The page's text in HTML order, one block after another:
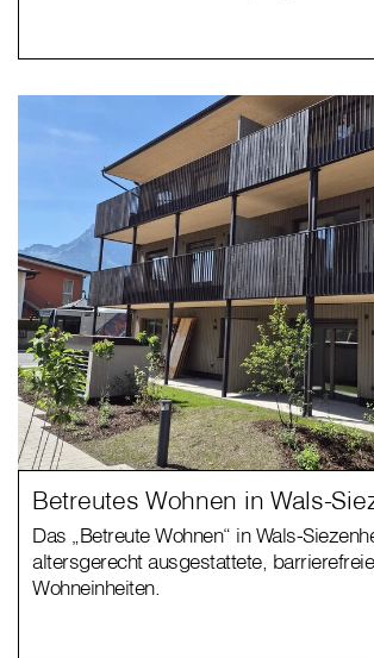
Betreutes Wohnen in Wals-
Das „Betreute Wohnen“ in Wals-
altersgerecht ausgestattete, barrierefreie
Wohneinheiten.